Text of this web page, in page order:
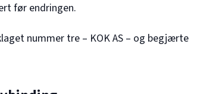
før endringen.
nummer tre – KOK AS – og begjærte